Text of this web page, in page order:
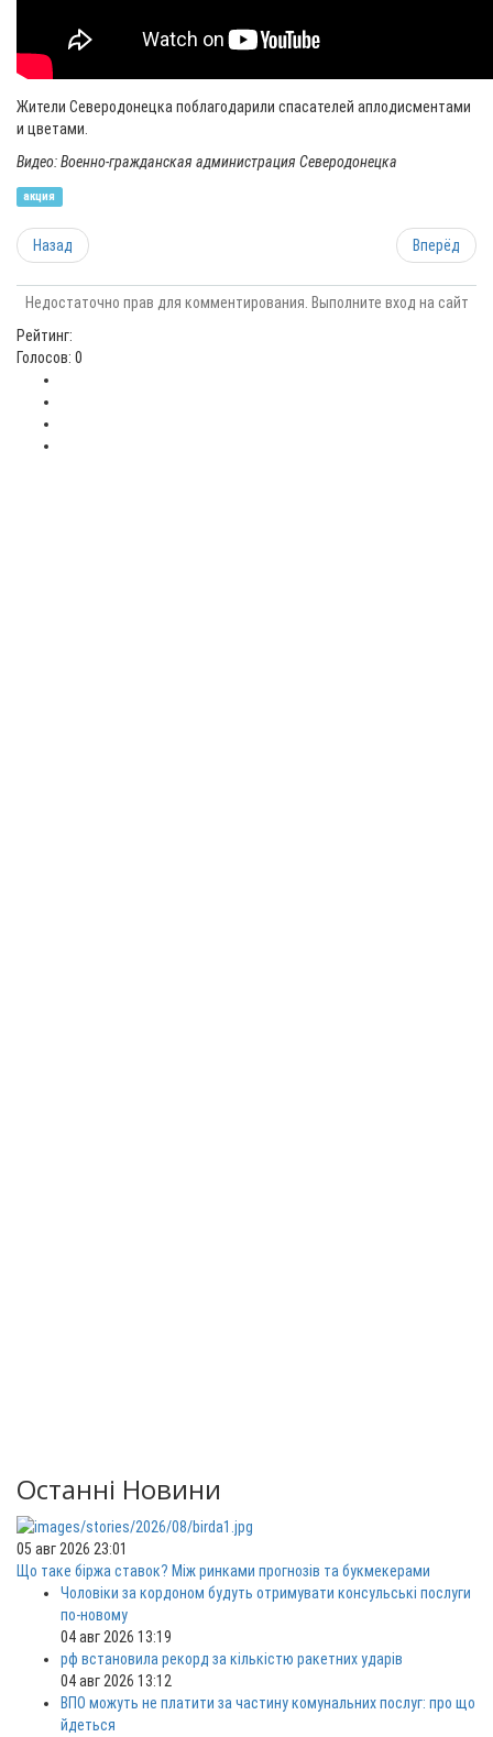
Жители Северодонецка поблагодарили спасателей аплодисментами
и цветами.
Видео: Военно-гражданская администрация Северодонецка
акция
Назад Вперёд
Недостаточно прав для комментирования. Выполните вход на сайт
Рейтинг:
Голосов: 0
Останні Новини
05 авг 2026 23:01
Що таке біржа ставок? Між ринками прогнозів та букмекерами
Чоловіки за кордоном будуть отримувати консульські послуги
по-новому
04 авг 2026 13:19
рф встановила рекорд за кількістю ракетних ударів
04 авг 2026 13:12
ВПО можуть не платити за частину комунальних послуг: про що
йдеться